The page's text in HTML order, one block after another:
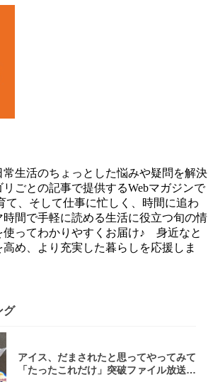
常生活のちょっとした悩みや疑問を解決
ごとの記事で提供するWebマガジンで
て、そして仕事に忙しく、時間に追わ
間で手軽に読める生活に役立つ旬の情
使ってわかりやすくお届け♪ 身近なと
め、より充実した暮らしを応援しま
グ
アイス、だまされたと思ってやってみて
「たったこれだけ」突破ファイル放送で